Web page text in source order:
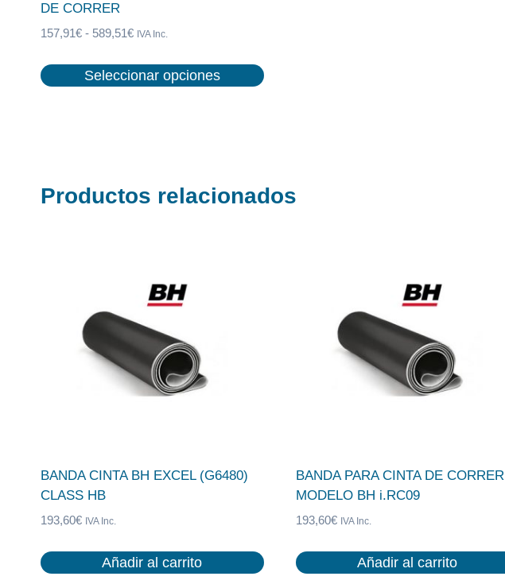
DE CORRER
157,91€ - 589,51€Rango
precios:
desde
IVA Inc.
Seleccionar opciones
Las
Productos relacionados
BANDA CINTA BH EXCEL (G6480)
CLASS HB
193,60€ IVA Inc.
Añadir al carrito
BANDA PARA CINTA DE CORRER
MODELO BH i.RC09
193,60€ IVA Inc.
Añadir al carrito